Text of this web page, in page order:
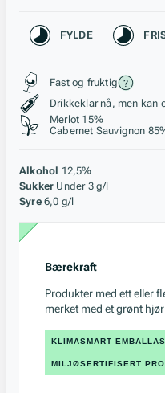
Karakteristikk
FYLDE
Stil, lagring og
Fast og fruktig
Drikkeklar nå, men kan
Merlot 15%
Cabernet Sauvignon
Alkohol 12,5%
Sukker Under 3 g/l
Syre 6,0 g/l
Bærekraft
Produkter med ett eller
merket med et grønt
KLIMASMART
MILJØSERTIFISERT